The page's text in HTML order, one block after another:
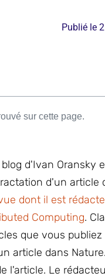
Publié le
sur cette page.
blog d'Ivan Oransky
d'un article
dont il est
Computing.
que vous
article dans
l'article. Le